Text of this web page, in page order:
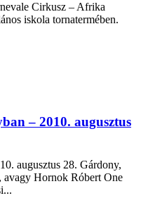
Cirkusz – Afrika
iskola tornatermében.
– 2010. augusztus
augusztus 28. Gárdony,
avagy Hornok Róbert One